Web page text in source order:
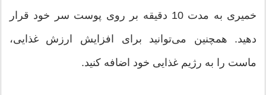
خمیری به مدت 10 دقیقه بر روی پوست سر خود قرار
دهید. همچنین می­‌توانید برای افزایش ارزش غذایی،
ماست را به رژیم غذایی خود اضافه کنید.